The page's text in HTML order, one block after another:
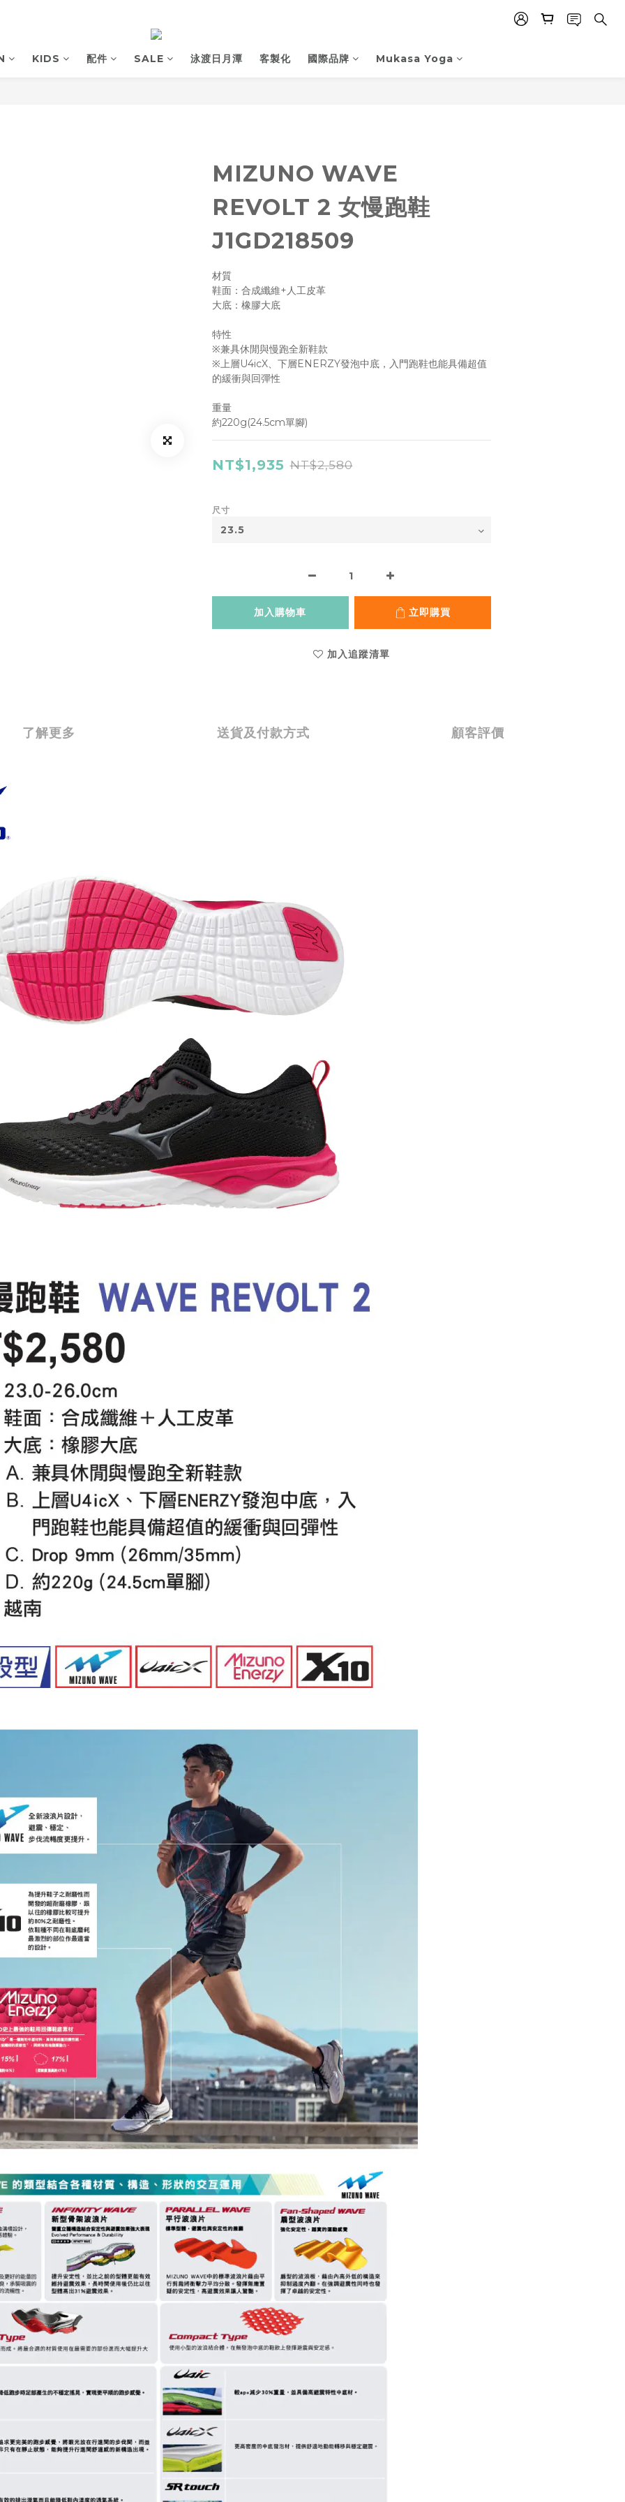
KIDS 配件 SALE 泳渡日月潭 客製化 國際品牌 Mukasa Yoga
MIZUNO WAVE
REVOLT 2 女慢跑鞋
J1GD218509
材質
鞋面：合成纖維+人工皮革
大底：橡膠大底
特性
※兼具休閒與慢跑全新鞋款
※上層U4icX、下層ENERZY發泡中底，入門跑鞋也能具備超值
的緩衝與回彈性
重量
約220g(24.5cm單腳)
NT$1,935 NT$2,580
尺寸
加入購物車 立即購買
加入追蹤清單
了解更多 送貨及付款方式 顧客評價